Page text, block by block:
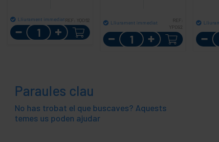
Lliurament immediatREF: YQ062
Quantitat
Lliurament immediat
REF:
YP092
Quantitat
Paraules clau
No has trobat el que buscaves? Aquests
temes us poden ajudar